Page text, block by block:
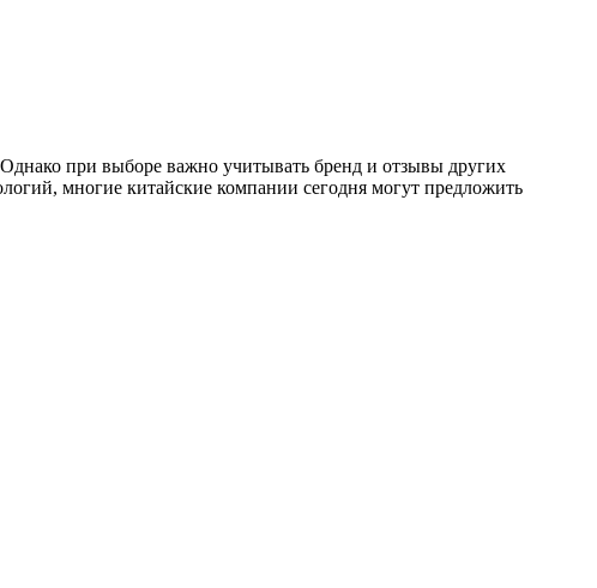
при выборе важно учитывать бренд и отзывы других
многие китайские компании сегодня могут предложить